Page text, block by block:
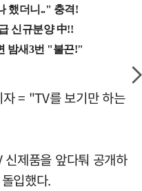
= "TV를 보기만 하는
제품을 앞다퉈 공개하
입했다.